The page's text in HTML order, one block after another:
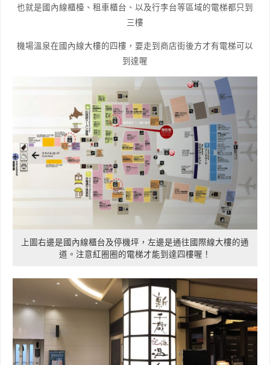
也就是國內線櫃檯、租車櫃台、以及行李台等區域的電梯都只到
三樓
機場溫泉在國內線大樓的四樓，要走到商店街後方才有電梯可以
到達喔
上圖右邊是國內線櫃台及停機坪，左邊是通往國際線大樓的通
道。注意紅圈圈的電梯才能到達四樓喔！